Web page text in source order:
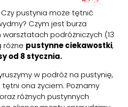
Czy pustynia może tętnić
Czym jest burza
podróżniczych (13
różne pustynne ciekawostki,
od 8 stycznia.
w podróż na pustynię,
ona życiem. Poznamy
różnych pustynnych